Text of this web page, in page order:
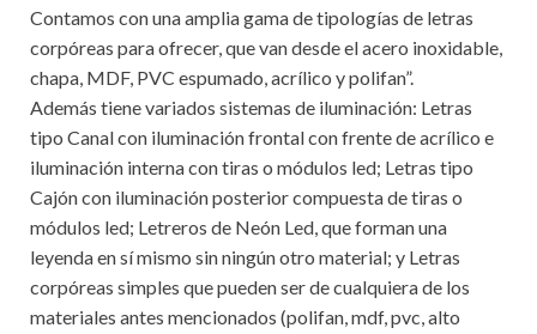
Contamos con una amplia gama de tipologías de letras
corpóreas para ofrecer, que van desde el acero inoxidable,
chapa, MDF, PVC espumado, acrílico y polifan”.
Además tiene variados sistemas de iluminación: Letras
tipo Canal con iluminación frontal con frente de acrílico e
iluminación interna con tiras o módulos led; Letras tipo
Cajón con iluminación posterior compuesta de tiras o
módulos led; Letreros de Neón Led, que forman una
leyenda en sí mismo sin ningún otro material; y Letras
corpóreas simples que pueden ser de cualquiera de los
materiales antes mencionados (polifan, mdf, pvc, alto